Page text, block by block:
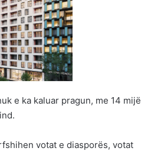
e ka kaluar pragun, me 14 mijë
votat e diasporës, votat